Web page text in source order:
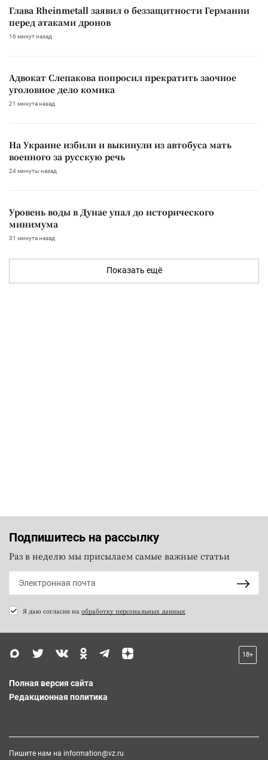
Глава Rheinmetall заявил о беззащитности Германии
перед атаками дронов
16 минут назад
Адвокат Слепакова попросил прекратить заочное
уголовное дело комика
21 минута назад
На Украине избили и выкинули из автобуса мать
военного за русскую речь
24 минуты назад
Уровень воды в Дунае упал до исторического
минимума
31 минута назад
Показать ещё
Подпишитесь на рассылку
Раз в неделю мы присылаем самые важные статьи
Я даю согласие на обработку персональных данных
18+
Полная версия сайта
Редакционная политика
Пишите нам на information@vz.ru